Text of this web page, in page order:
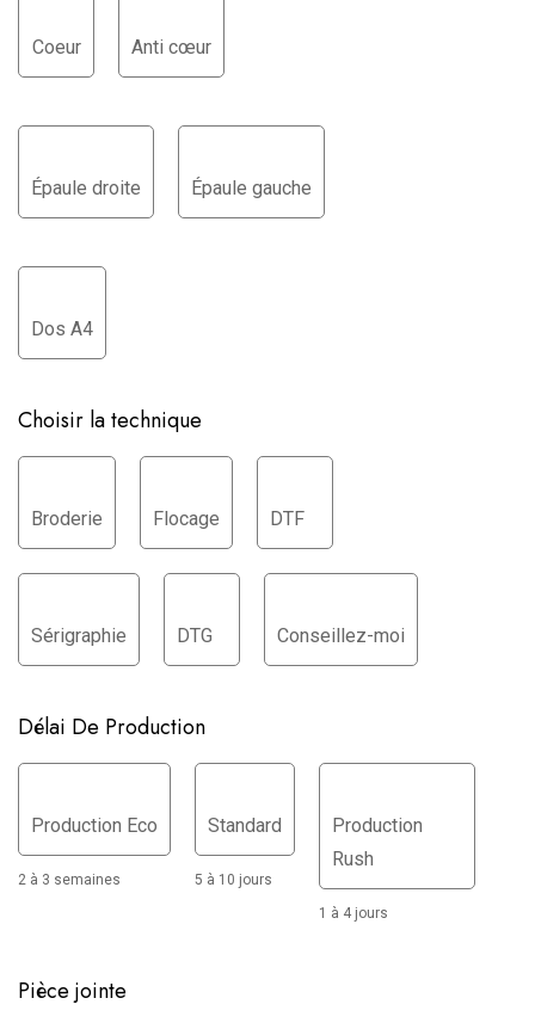
Coeur Anti cœur
Épaule droite Épaule gauche
Dos A4
Choisir la technique
Broderie Flocage DTF
Sérigraphie DTG Conseillez-moi
Délai De Production
Production Eco
2 à 3 semaines
Standard
5 à 10 jours
Production
Rush
1 à 4 jours
Pièce jointe